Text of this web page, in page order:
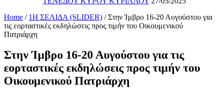
Home / 1Η ΣΕΛΙΔΑ (SLIDER) /Στην Ίμβρο 16-20 Αυγούστου για
τις εορταστικές εκδηλώσεις προς τιμήν του Οικουμενικού
Πατριάρχη
Στην Ίμβρο 16-20 Αυγούστου για τις
εορταστικές εκδηλώσεις προς τιμήν του
Οικουμενικού Πατριάρχη